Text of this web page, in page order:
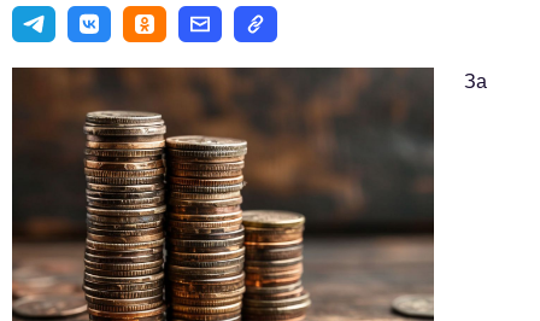
Мероприятия
Телефон редакции:+7 495 727-01-67
Электронные почты редакции:
Информационный отдел
info@business-magazine.online
Отдел рекламы
За